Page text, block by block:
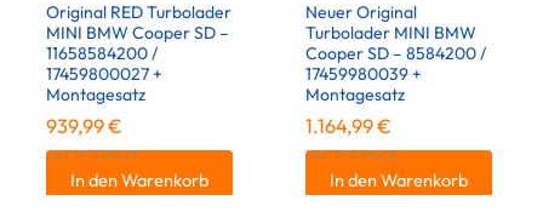
Original RED Turbolader
MINI BMW Cooper SD –
11658584200 /
17459800027 +
Montagesatz
939,99€
inkl. 19 % MwSt.
In den Warenkorb
Neuer Original
Turbolader MINI BMW
Cooper SD – 8584200 /
17459980039 +
Montagesatz
1.164,99€
inkl. 19 % MwSt.
In den Warenkorb